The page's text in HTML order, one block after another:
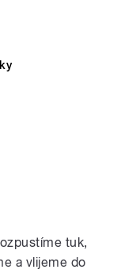
tuk,
a vlijeme do